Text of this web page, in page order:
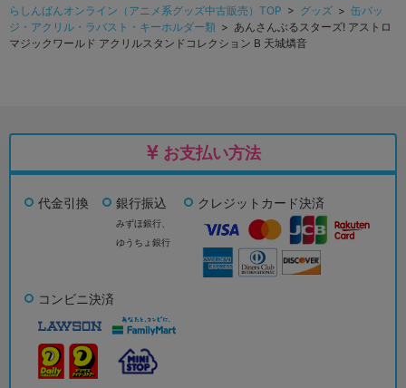
らしんばんオンライン（アニメ系グッズ中古販売）TOP > グッズ > 缶バッ
ジ・アクリル・ラバスト・キーホルダー類 > あんさんぶるスターズ! アストロ
マジックワールド アクリルスタンドコレクション B 天城燐音
お支払い方法
代金引換 銀行振込
みずほ銀行、
ゆうちょ銀行
クレジットカード決済
コンビニ決済